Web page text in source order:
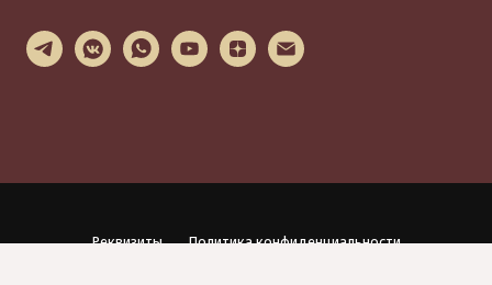
Реквизиты Политика конфиденциальности